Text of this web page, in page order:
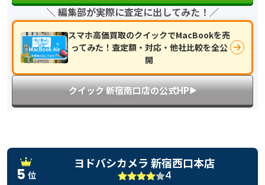
クイック 新宿南口店の公式HP▶︎
＼ 編集部が実際に査定に出してみた！／
スマホ高価買取のクイックでMacBookを売
ってみた！査定額・対応・他社比較を全公
開
5 位
ヨドバシカメラ 新宿西口本店
4